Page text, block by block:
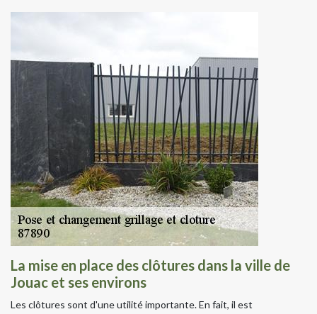
La mise en place des clôtures dans la ville de
Jouac et ses environs
Les clôtures sont d'une utilité importante. En fait, il est